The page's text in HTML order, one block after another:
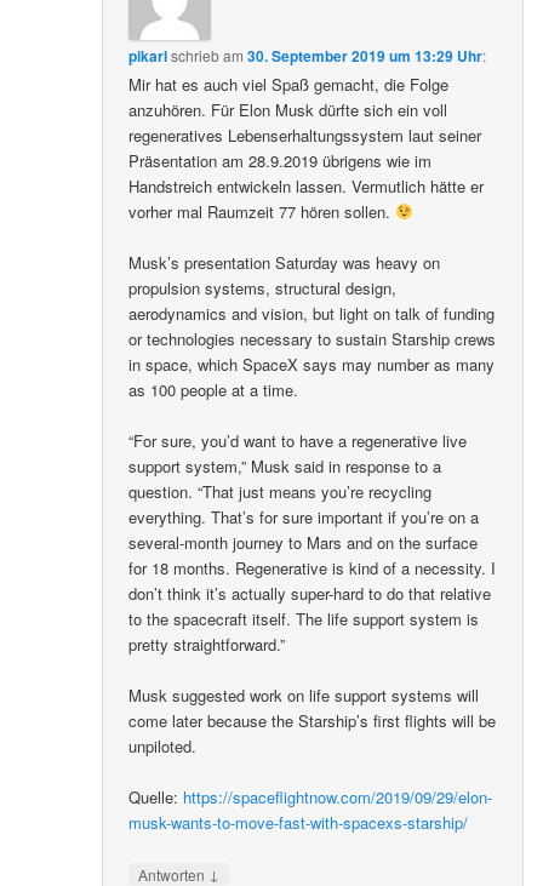
pikarlschriebam30. September 2019 um 13:29 Uhr:
Mir hat es auch viel Spaß gemacht, die Folge
anzuhören. Für Elon Musk dürfte sich ein voll
regeneratives Lebenserhaltungssystem laut seiner
Präsentation am 28.9.2019 übrigens wie im
Handstreich entwickeln lassen. Vermutlich hätte er
vorher mal Raumzeit 77 hören sollen.
Musk’s presentation Saturday was heavy on
propulsion systems, structural design,
aerodynamics and vision, but light on talk of funding
or technologies necessary to sustain Starship crews
in space, which SpaceX says may number as many
as 100 people at a time.
“For sure, you’d want to have a regenerative live
support system,” Musk said in response to a
question. “That just means you’re recycling
everything. That’s for sure important if you’re on a
several-month journey to Mars and on the surface
for 18 months. Regenerative is kind of a necessity. I
don’t think it’s actually super-hard to do that relative
to the spacecraft itself. The life support system is
pretty straightforward.”
Musk suggested work on life support systems will
come later because the Starship’s first flights will be
unpiloted.
Quelle: https://spaceflightnow.com/2019/09/29/elon-
musk-wants-to-move-fast-with-spacexs-starship/
Antworten ↓